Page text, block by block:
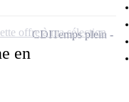
en
CDITemps plein
offre à ma sélection